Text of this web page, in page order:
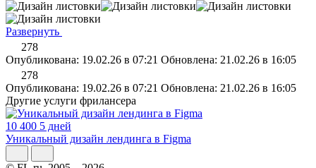
Развернуть
278
Опубликована: 19.02.26 в 07:21 Обновлена: 21.02.26 в 16:05
278
Опубликована: 19.02.26 в 07:21 Обновлена: 21.02.26 в 16:05
Другие услуги фрилансера
10 400 5 дней
Уникальный дизайн лендинга в Figma